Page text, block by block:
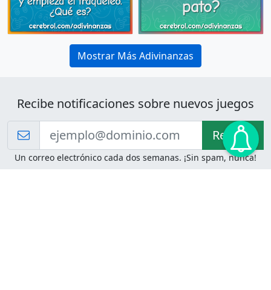
Mostrar Más Adivinanzas
Recibe notificaciones sobre nuevos juegos
Recibir!
Un correo electrónico cada dos semanas. ¡Sin spam, nunca!